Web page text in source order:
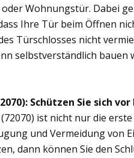
Wohnungstür. Dabei
Ihre Tür beim Öffnen
Türschlosses nicht
selbstverständlich
Schützen Sie sich vor
ist nicht nur die
und Vermeidung von
dann können Sie den